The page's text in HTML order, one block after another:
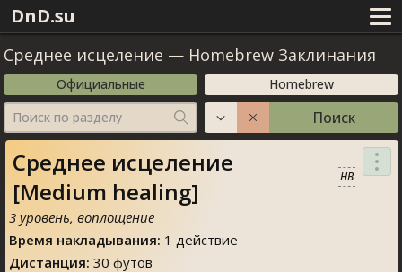
DnD.su
Среднее исцеление — Homebrew Заклинания
Официальные
Homebrew
Поиск по разделу
Поиск
Среднее исцеление
[Medium healing]
HB
3 уровень, воплощение
Время накладывания: 1 действие
Дистанция: 30 футов